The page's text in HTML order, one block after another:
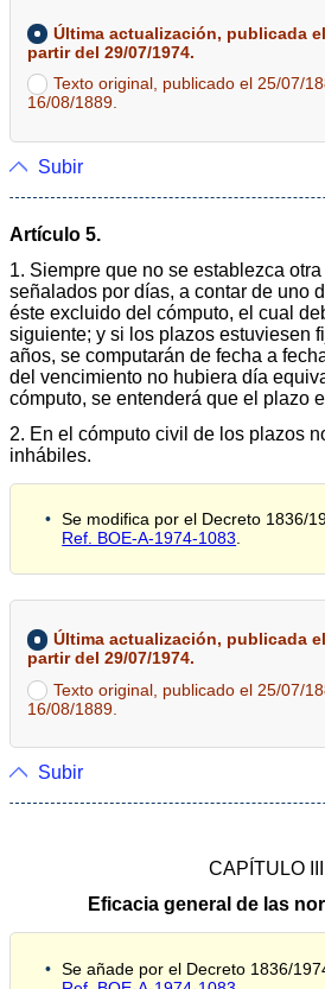
Última actualización, publicada
partir del 29/07/1974.
Texto original, publicado el 25/07/
16/08/1889.
Subir
Artículo 5.
1. Siempre que no se establezca
señalados por días, a contar de uno
éste excluido del cómputo, el cual
siguiente; y si los plazos estuviesen
años, se computarán de fecha a
del vencimiento no hubiera día
cómputo, se entenderá que el plazo
2. En el cómputo civil de los plazos
inhábiles.
Se modifica por el Decreto 1836/
Ref. BOE-A-1974-1083.
Última actualización, publicada
partir del 29/07/1974.
Texto original, publicado el 25/07/
16/08/1889.
Subir
CAPÍTULO III
Eficacia general de las
Se añade por el Decreto 1836/